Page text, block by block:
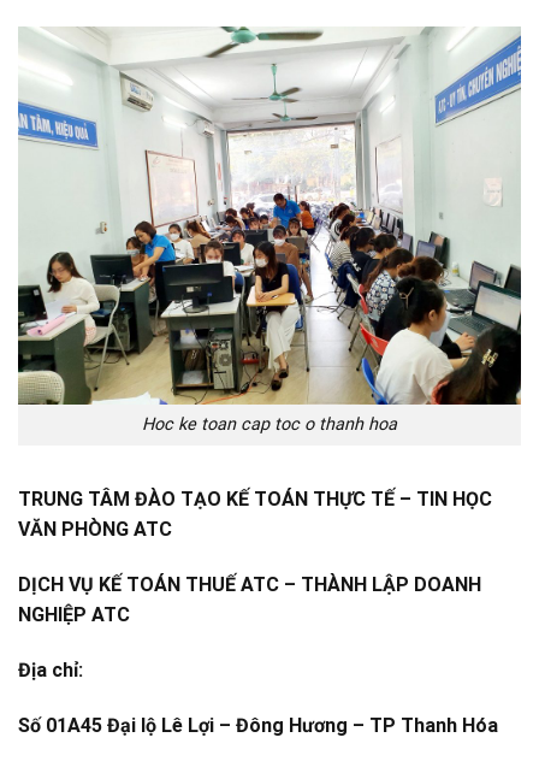
Hoc ke toan cap toc o thanh hoa
TRUNG TÂM ĐÀO TẠO KẾ TOÁN THỰC TẾ – TIN HỌC
VĂN PHÒNG ATC
DỊCH VỤ KẾ TOÁN THUẾ ATC – THÀNH LẬP DOANH
NGHIỆP ATC
Địa chỉ:
Số 01A45 Đại lộ Lê Lợi – Đông Hương – TP Thanh Hóa